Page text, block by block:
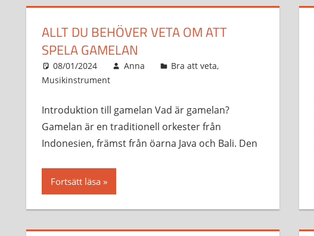
ALLT DU BEHÖVER VETA OM ATT
SPELA GAMELAN
08/01/2024 Anna Bra att veta,
Musikinstrument
Introduktion till gamelan Vad är gamelan?
Gamelan är en traditionell orkester från
Indonesien, främst från öarna Java och Bali. Den
Fortsätt läsa